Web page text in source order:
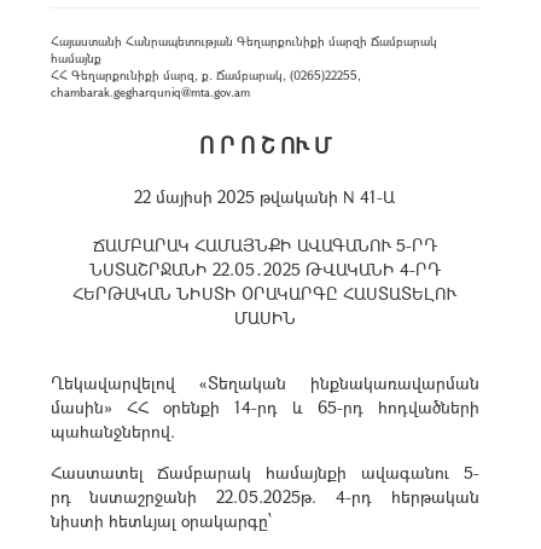
Հայաստանի Հանրապետության Գեղարքունիքի մարզի Ճամբարակ
համայնք
ՀՀ Գեղարքունիքի մարզ, ք. Ճամբարակ, (0265)22255,
chambarak.gegharquniq@mta.gov.am
Ո Ր Ո Շ ՈՒ Մ
22 մայիսի 2025 թվականի N 41-Ա
ՃԱՄԲԱՐԱԿ ՀԱՄԱՅՆՔԻ ԱՎԱԳԱՆՈՒ 5-ՐԴ
ՆՍՏԱՇՐՋԱՆԻ 22.05․2025 ԹՎԱԿԱՆԻ 4-ՐԴ
ՀԵՐԹԱԿԱՆ ՆԻՍՏԻ ՕՐԱԿԱՐԳԸ ՀԱՍՏԱՏԵԼՈՒ
ՄԱՍԻՆ
Ղեկավարվելով «Տեղական ինքնակառավարման
մասին» ՀՀ օրենքի 14-րդ և 65-րդ հոդվածների
պահանջներով.
Հաստատել Ճամբարակ համայնքի ավագանու 5-
րդ նստաշրջանի 22.05.2025թ. 4-րդ հերթական
նիստի հետևյալ օրակարգը՝